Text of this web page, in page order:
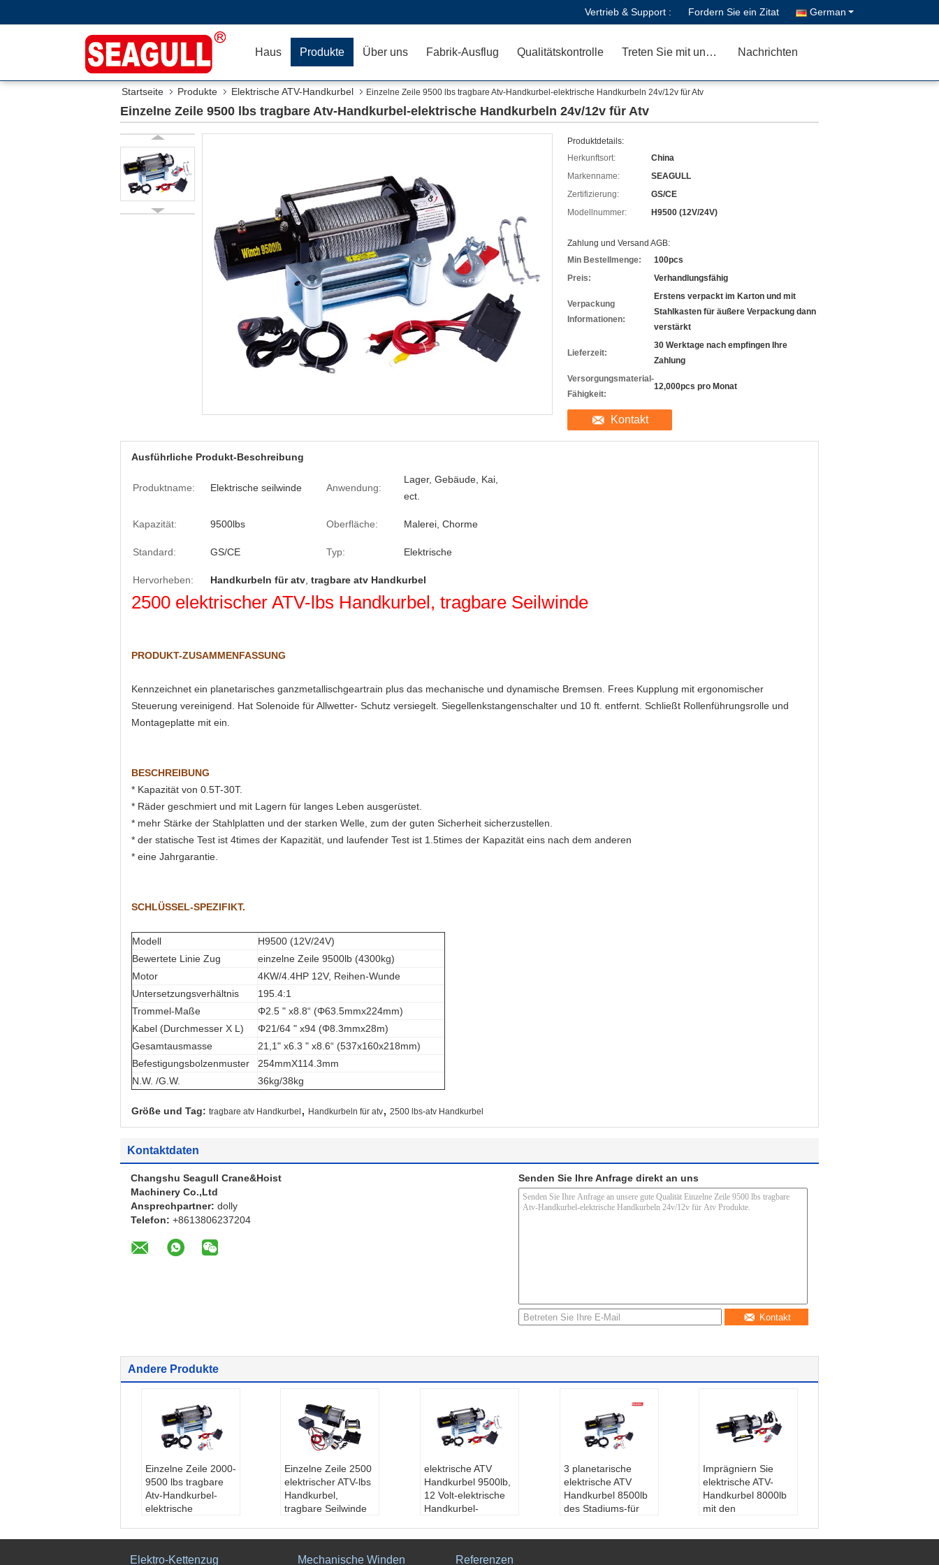
Vertrieb & Support : Fordern Sie ein Zitat German
Haus Produkte Über uns Fabrik-Ausflug Qualitätskontrolle Treten Sie mit uns in Verbindung Nachrichten
Startseite Produkte Elektrische ATV-Handkurbel Einzelne Zeile 9500 lbs tragbare Atv-Handkurbel-elektrische Handkurbeln 24v/12v für Atv
Einzelne Zeile 9500 lbs tragbare Atv-Handkurbel-elektrische Handkurbeln 24v/12v für Atv
Produktdetails:
Herkunftsort:
China
Markenname:
SEAGULL
Zertifizierung:
GS/CE
Modellnummer:
H9500 (12V/24V)
Zahlung und Versand AGB:
Min Bestellmenge:
100pcs
Preis:
Verhandlungsfähig
Verpackung
Informationen:
Erstens verpackt im Karton und mit
Stahlkasten für äußere Verpackung dann
verstärkt
Lieferzeit:
30 Werktage nach empfingen Ihre
Zahlung
Versorgungsmaterial-
Fähigkeit:
12,000pcs pro Monat
Kontakt
Ausführliche Produkt-Beschreibung
Produktname: Elektrische seilwinde Anwendung:
Lager, Gebäude, Kai,
ect.
Kapazität: 9500lbs Oberfläche: Malerei, Chorme
Standard: GS/CE Typ: Elektrische
Hervorheben: Handkurbeln für atv tragbare atv Handkurbel
2500 elektrischer ATV-lbs Handkurbel, tragbare Seilwinde
PRODUKT-ZUSAMMENFASSUNG
Kennzeichnet ein planetarisches ganzmetallischgeartrain plus das mechanische und dynamische Bremsen. Frees Kupplung mit ergonomischer
Steuerung vereinigend. Hat Solenoide für Allwetter- Schutz versiegelt. Siegellenkstangenschalter und 10 ft. entfernt. Schließt Rollenführungsrolle und
Montageplatte mit ein.
BESCHREIBUNG
* Kapazität von 0.5T-30T.
* Räder geschmiert und mit Lagern für langes Leben ausgerüstet.
* mehr Stärke der Stahlplatten und der starken Welle, zum der guten Sicherheit sicherzustellen.
* der statische Test ist 4times der Kapazität, und laufender Test ist 1.5times der Kapazität eins nach dem anderen
* eine Jahrgarantie.
SCHLÜSSEL-SPEZIFIKT.
Modell
H9500 (12V/24V)
Bewertete Linie Zug
einzelne Zeile 9500lb (4300kg)
Motor
4KW/4.4HP 12V, Reihen-Wunde
Untersetzungsverhältnis
195.4:1
Trommel-Maße
Φ2.5 " x8.8“ (Φ63.5mmx224mm)
Kabel (Durchmesser X L)
Φ21/64 " x94 (Φ8.3mmx28m)
Gesamtausmasse
21,1" x6.3 " x8.6“ (537x160x218mm)
Befestigungsbolzenmuster
254mmX114.3mm
N.W. /G.W.
36kg/38kg
Größe und Tag: tragbare atv Handkurbel , Handkurbeln für atv, 2500 lbs-atv Handkurbel
Kontaktdaten
Changshu Seagull Crane&Hoist
Machinery Co.,Ltd
Ansprechpartner: dolly
Telefon: +8613806237204
Senden Sie Ihre Anfrage direkt an uns
Kontakt
Andere Produkte
Einzelne Zeile 2000-
9500 lbs tragbare
Atv-Handkurbel-
elektrische
trische seilwinde
Einzelne Zeile 2500
elektrischer ATV-lbs
Handkurbel,
tragbare Seilwinde
r, Gebäude, Kai, ect.
elektrische ATV
Handkurbel 9500lb,
12 Volt-elektrische
Handkurbel-
Anwendung:Lage
3 planetarische
elektrische ATV
Handkurbel 8500lb
des Stadiums-für
Imprägniern Sie
elektrische ATV-
Handkurbel 8000lb
mit den
Elektro-Kettenzug Mechanische Winden Referenzen